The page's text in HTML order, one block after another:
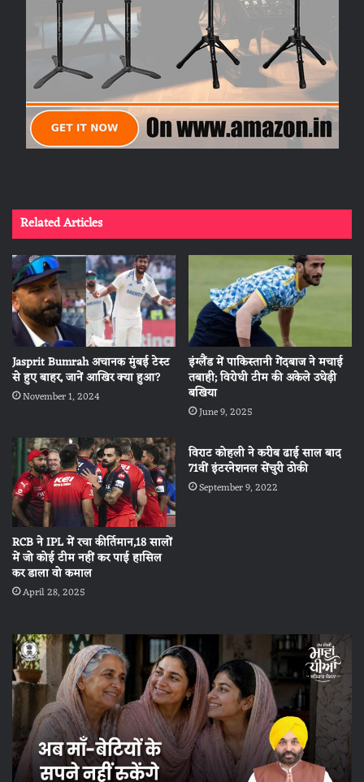
Related Articles
Jasprit Bumrah अचानक मुंबई टेस्‍ट
से हुए बाहर, जानें आखिर क्‍या हुआ?
November 1, 2024
इंग्लैंड में पाकिस्तानी गेंदबाज ने मचाई
तबाही; विरोधी टीम की अकेले उधेड़ी
बखिया
June 9, 2025
RCB ने IPL में रचा कीर्तिमान,18 सालों
में जो कोई टीम नहीं कर पाई हासिल
कर डाला वो कमाल
April 28, 2025
विराट कोहली ने करीब ढाई साल बाद
71वीं इंटरनेशनल सेंचुरी ठोकी
September 9, 2022